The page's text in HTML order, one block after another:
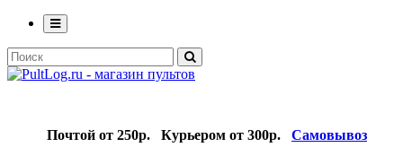
Почтой от 250р. Курьером от 300р. Самовывоз